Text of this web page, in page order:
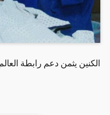
الكنين يثمن دعم رابطة